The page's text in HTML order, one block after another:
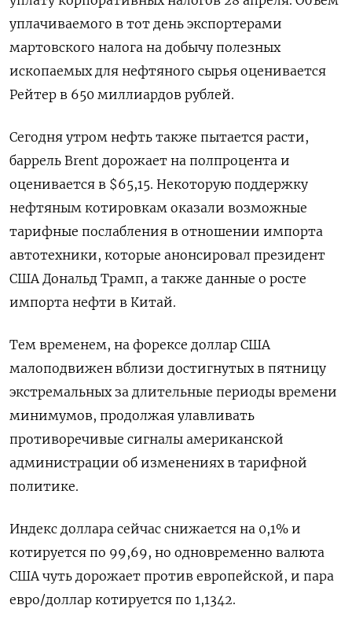
уплачиваемого в тот день экспортерами
мартовского налога на добычу полезных
ископаемых для нефтяного сырья оценивается
Рейтер в 650 миллиардов рублей.
Сегодня утром нефть также пытается расти,
баррель Brent дорожает на полпроцента и
оценивается в $65,15. Некоторую поддержку
нефтяным котировкам оказали возможные
тарифные послабления в отношении импорта
автотехники, которые анонсировал президент
США Дональд Трамп, а также данные о росте
импорта нефти в Китай.
Тем временем, на форексе доллар США
малоподвижен вблизи достигнутых в пятницу
экстремальных за длительные периоды времени
минимумов, продолжая улавливать
противоречивые сигналы американской
администрации об изменениях в тарифной
политике.
Индекс доллара сейчас снижается на 0,1% и
котируется по 99,69, но одновременно валюта
США чуть дорожает против европейской, и пара
евро/доллар котируется по 1,1342.